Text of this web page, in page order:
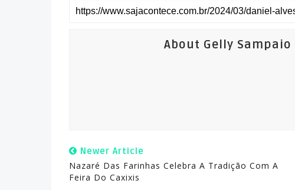
About Gelly Sampaio
Newer Article
Nazaré Das Farinhas Celebra A Tradição Com A
Feira Do Caxixis